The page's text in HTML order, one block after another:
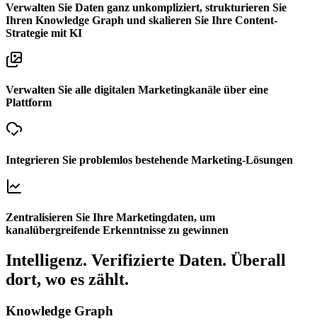
Verwalten Sie Daten ganz unkompliziert, strukturieren Sie
Ihren Knowledge Graph und skalieren Sie Ihre Content-
Strategie mit KI
Verwalten Sie alle digitalen Marketingkanäle über eine
Plattform
Integrieren Sie problemlos bestehende Marketing-Lösungen
Zentralisieren Sie Ihre Marketingdaten, um
kanalübergreifende Erkenntnisse zu gewinnen
Intelligenz. Verifizierte Daten. Überall
dort, wo es zählt.
Knowledge Graph